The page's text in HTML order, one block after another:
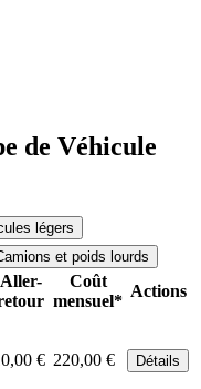
de Véhicule
légers
Camions et poids lourds
Aller-
Coût
mensuel*
Actions
€ 220,00 € Détails